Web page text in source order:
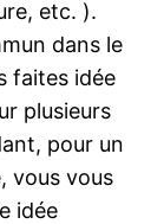
etc. ).
dans le
faites idée
plusieurs
pour un
vous vous
idée